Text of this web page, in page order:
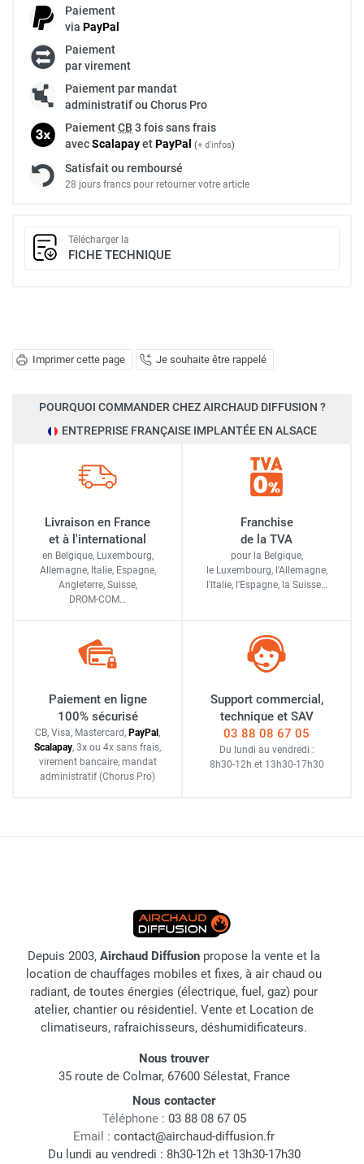
Imprimer cette page Je souhaite être rappelé
Paiement
via PayPal
Paiement
par virement
Paiement par mandat
administratif ou Chorus Pro
PaiementCB 3 fois sans frais
avecScalapayetPayPal (+ d'infos)
Satisfait ou remboursé
28 jours francs pour retourner votre article
Télécharger la
FICHE TECHNIQUE
POURQUOI COMMANDER CHEZ AIRCHAUD DIFFUSION ?
ENTREPRISE FRANÇAISE IMPLANTÉE EN ALSACE
Livraison en France
et à l'international
en Belgique, Luxembourg,
Allemagne, Italie, Espagne,
Angleterre, Suisse,
DROM-COM…
Franchise
de la TVA
pour la Belgique,
le Luxembourg, l'Allemagne,
l'Italie, l'Espagne, la Suisse…
Paiement en ligne
100% sécurisé
CB, Visa, Mastercard, PayPal ,
Scalapay, 3x ou 4x sans frais,
virement bancaire, mandat
administratif (Chorus Pro)
Support commercial,
technique et SAV
03 88 08 67 05
Du lundi au vendredi :
8h30-12h et 13h30-17h30
Depuis 2003, Airchaud Diffusion propose la vente et la
location de chauffages mobiles et fixes, à air chaud ou
radiant, de toutes énergies (électrique, fuel, gaz) pour
atelier, chantier ou résidentiel. Vente et Location de
climatiseurs, rafraichisseurs, déshumidificateurs.
Nous trouver
35 route de Colmar, 67600 Sélestat, France
Nous contacter
Téléphone : 03 88 08 67 05
Email : contact@airchaud-diffusion.fr
Du lundi au vendredi : 8h30-12h et 13h30-17h30